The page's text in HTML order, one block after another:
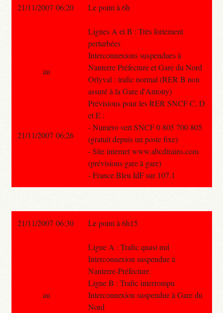
21/11/2007 06:20 Le point à 6h
Lignes A et B : Très fortement
perturbées
Interconnexions suspendues à
Nanterre Préfecture et Gare du Nord
Orlyval : trafic normal (RER B non
assuré à la Gare d'Antony)
Prévisions pour les RER SNCF C, D
et E :
- Numéro vert SNCF 0 805 700 805
(gratuit depuis un poste fixe)
- Site internet www.abcdtrains.com
(prévisions gare à gare)
- France Bleu IdF sur 107.1
au
21/11/2007 06:26
21/11/2007 06:30 Le point à 6h15
Ligne A : Trafic quasi nul
Interconnexion suspendue à
Nanterre-Préfecture
Ligne B : Trafic interrompu
Interconnexion suspendue à Gare du
Nord
au